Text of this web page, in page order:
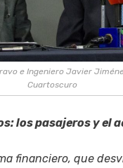
e Ingeniero Javier
Cuartoscuro
los pasajeros y el
financiero, que